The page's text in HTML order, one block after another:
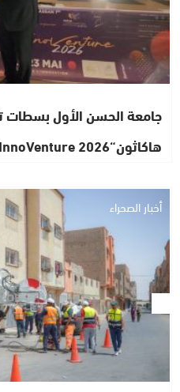
جامعة الحسن الأول بسطات
هاكاثون“InnoVenture 2026” لتعزيز الابتكار…
أخبار الصحراء